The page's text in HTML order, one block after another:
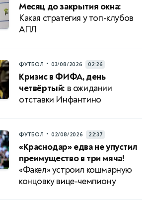
Месяц до закрытия окна:
Какая стратегия у топ-клубов
АПЛ
ФУТБОЛ • 03/08/2026 02:26
Кризис в ФИФА, день
четвёртый: в ожидании
отставки Инфантино
ФУТБОЛ • 02/08/2026 22:37
«Краснодар» едва не упустил
преимущество в три мяча!
«Факел» устроил кошмарную
концовку вице-чемпиону